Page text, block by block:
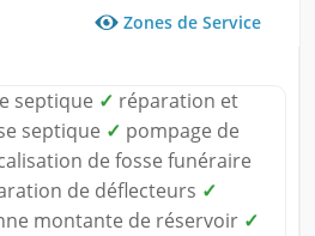
Zones de Service
septique ✓ réparation et
septique ✓ pompage de
de fosse funéraire
de déflecteurs ✓
montante de réservoir ✓